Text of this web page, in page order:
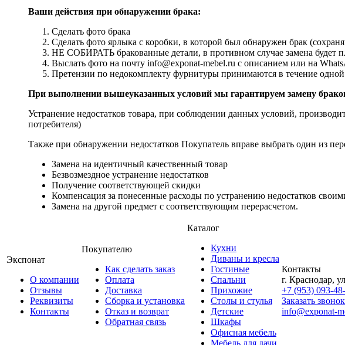
Ваши действия при обнаружении брака:
Сделать фото брака
Сделать фото ярлыка с коробки, в которой был обнаружен брак
НЕ СОБИРАТЬ бракованные детали, в противном случае замена будет
Выслать фото на почту info@exponat-mebel.ru с описанием или на
Претензии по недокомплекту фурнитуры принимаются в течение
При выполнении вышеуказанных условий мы гарантируем замену
Устранение недостатков товара, при соблюдении данных условий,
потребителя)
Также при обнаружении недостатков Покупатель вправе выбрать один из
Замена на идентичный качественный товар
Безвозмездное устранение недостатков
Получение соответствующей скидки
Компенсация за понесенные расходы по устранению недостатков
Замена на другой предмет с соответствующим перерасчетом.
Экспонат
О компании
Отзывы
Реквизиты
Контакты
Покупателю
Как сделать заказ
Оплата
Доставка
Сборка и установка
Отказ и возврат
Обратная связь
Каталог
Кухни
Диваны и кресла
Гостиные
Спальни
Прихожие
Столы и стулья
Детские
Шкафы
Офисная мебель
Мебель для дачи
Контакты
г. Краснодар,
+7 (953) 093-
Заказать звонок
info@exponat-